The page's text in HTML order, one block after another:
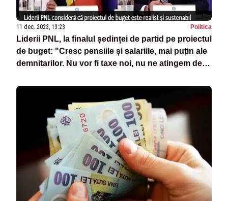
11 dec. 2023, 13:23 Politica
Liderii PNL, la finalul ședinței de partid pe proiectul
de buget: "Cresc pensiile și salariile, mai puțin ale
demnitarilor. Nu vor fi taxe noi, nu ne atingem de